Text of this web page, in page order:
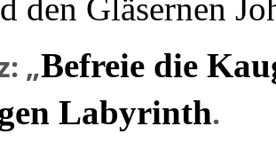
den Gläsernen
„Befreie die
Labyrinth.